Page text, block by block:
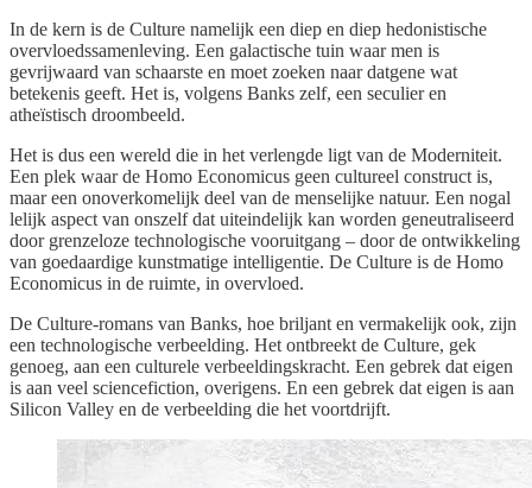
In de kern is de Culture namelijk een diep en diep hedonistische
overvloedssamenleving. Een galactische tuin waar men is
gevrijwaard van schaarste en moet zoeken naar datgene wat
betekenis geeft. Het is, volgens Banks zelf, een seculier en
atheïstisch droombeeld.
Het is dus een wereld die in het verlengde ligt van de Moderniteit.
Een plek waar de Homo Economicus geen cultureel construct is,
maar een onoverkomelijk deel van de menselijke natuur. Een nogal
lelijk aspect van onszelf dat uiteindelijk kan worden geneutraliseerd
door grenzeloze technologische vooruitgang – door de ontwikkeling
van goedaardige kunstmatige intelligentie. De Culture is de Homo
Economicus in de ruimte, in overvloed.
De Culture-romans van Banks, hoe briljant en vermakelijk ook, zijn
een technologische verbeelding. Het ontbreekt de Culture, gek
genoeg, aan een culturele verbeeldingskracht. Een gebrek dat eigen
is aan veel sciencefiction, overigens. En een gebrek dat eigen is aan
Silicon Valley en de verbeelding die het voortdrijft.